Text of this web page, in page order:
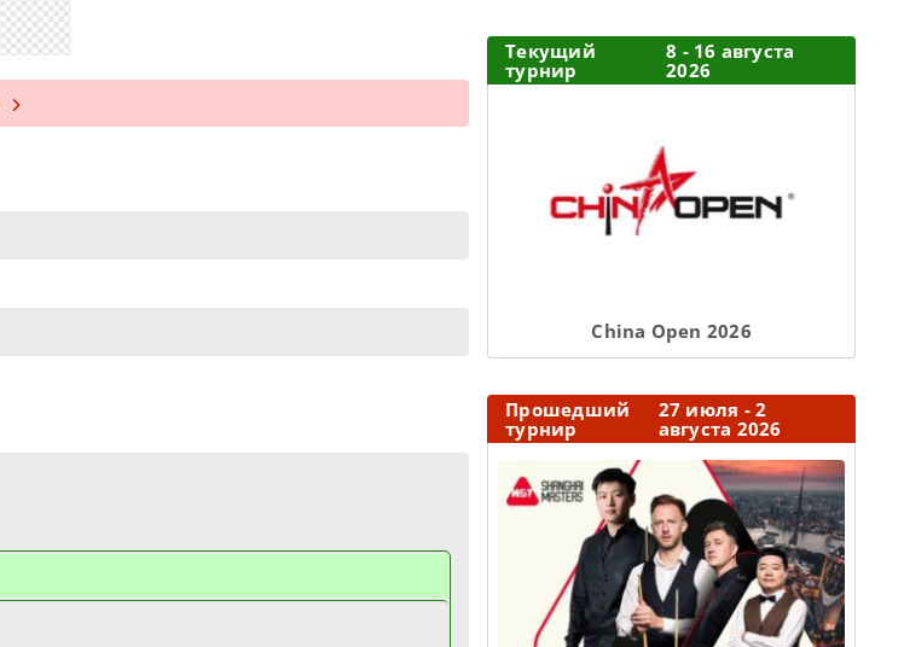
Текущий
турнир
8 - 16 августа
2026
Сhina Open 2026
Прошедший
турнир
27 июля - 2
августа 2026